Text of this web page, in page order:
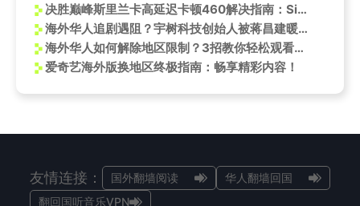
决胜巅峰斯里兰卡高延迟卡顿460解决指南：Sixfast加速器助你畅玩
海外华人追剧遇阻？宇树科技创始人被蒋昌建暖心整理衣领引发热议
海外华人如何解除地区限制？3招教你轻松观看国内热门综艺和影视剧
爱奇艺海外版换地区终极指南：畅享精彩内容！
友情连接： 国外翻墙阅读
华人翻墙回国
翻回国听音乐VPN